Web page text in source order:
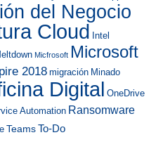
del Negocio
Cloud
Intel
Micfrosoft Microsoft
2018 migración Minado
Digital OneDrive
Automation Ransomware
Teams To-Do